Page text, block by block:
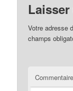
Votre adresse
champs
Commentaire